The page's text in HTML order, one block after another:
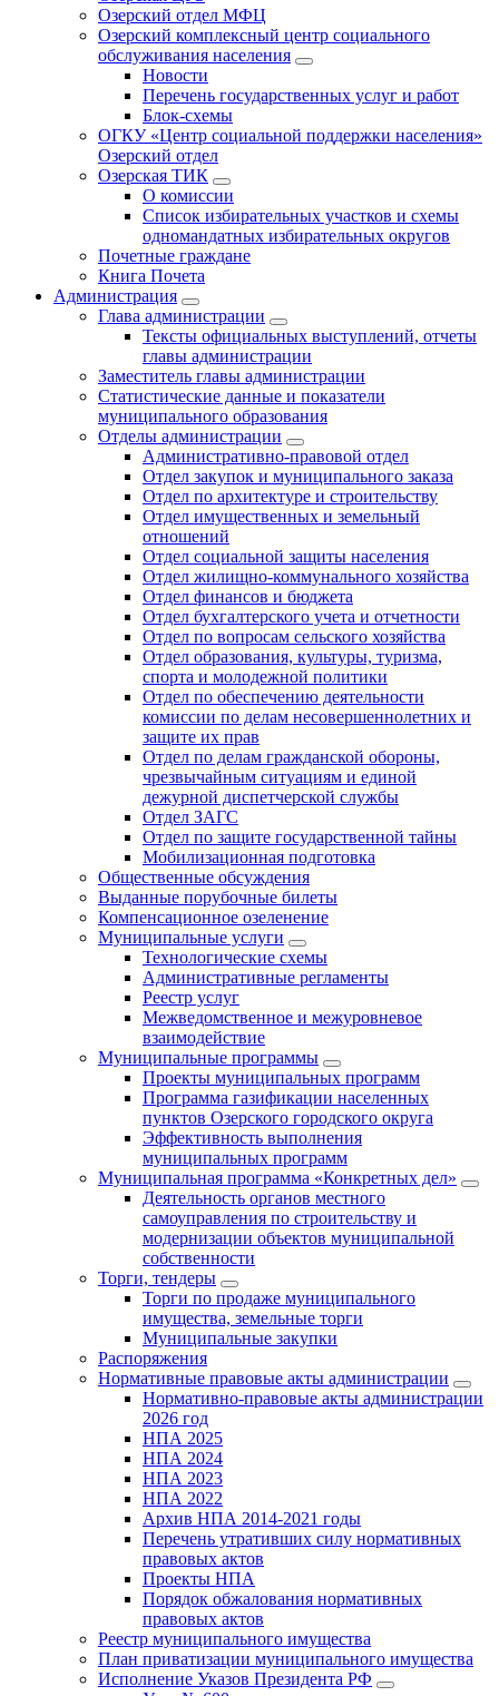
Озерский отдел МФЦ
Озерский комплексный центр социального
обслуживания населения
Новости
Перечень государственных услуг и работ
Блок-схемы
ОГКУ «Центр социальной поддержки населения»
Озерский отдел
Озерская ТИК
О комиссии
Список избирательных участков и схемы
одномандатных избирательных округов
Почетные граждане
Книга Почета
Администрация
Глава администрации
Тексты официальных выступлений, отчеты
главы администрации
Заместитель главы администрации
Статистические данные и показатели
муниципального образования
Отделы администрации
Административно-правовой отдел
Отдел закупок и муниципального заказа
Отдел по архитектуре и строительству
Отдел имущественных и земельный
отношений
Отдел социальной защиты населения
Отдел жилищно-коммунального хозяйства
Отдел финансов и бюджета
Отдел бухгалтерского учета и отчетности
Отдел по вопросам сельского хозяйства
Отдел образования, культуры, туризма,
спорта и молодежной политики
Отдел по обеспечению деятельности
комиссии по делам несовершеннолетних и
защите их прав
Отдел по делам гражданской обороны,
чрезвычайным ситуациям и единой
дежурной диспетчерской службы
Отдел ЗАГС
Отдел по защите государственной тайны
Мобилизационная подготовка
Общественные обсуждения
Выданные порубочные билеты
Компенсационное озеленение
Муниципальные услуги
Технологические схемы
Административные регламенты
Реестр услуг
Межведомственное и межуровневое
взаимодействие
Муниципальные программы
Проекты муниципальных программ
Программа газификации населенных
пунктов Озерского городского округа
Эффективность выполнения
муниципальных программ
Муниципальная программа «Конкретных дел»
Деятельность органов местного
самоуправления по строительству и
модернизации объектов муниципальной
собственности
Торги, тендеры
Торги по продаже муниципального
имущества, земельные торги
Муниципальные закупки
Распоряжения
Нормативные правовые акты администрации
Нормативно-правовые акты администрации
2026 год
НПА 2025
НПА 2024
НПА 2023
НПА 2022
Архив НПА 2014-2021 годы
Перечень утративших силу нормативных
правовых актов
Проекты НПА
Порядок обжалования нормативных
правовых актов
Реестр муниципального имущества
План приватизации муниципального имущества
Исполнение Указов Президента РФ